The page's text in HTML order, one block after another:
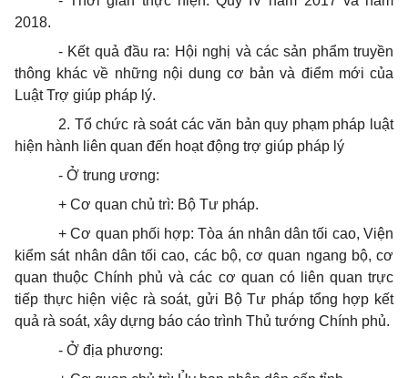
2018.
- Kết quả đầu ra: Hội nghị và các sản phẩm truyền
thông khác về những nội dung cơ bản và điểm mới của
Luật Trợ giúp pháp lý.
2. Tổ chức rà soát các văn bản quy phạm pháp luật
hiện hành liên quan đến hoạt động trợ giúp pháp lý
- Ở trung ương:
+ Cơ quan chủ trì: Bộ Tư pháp.
+ Cơ quan phối hợp: Tòa án nhân dân tối cao, Viện
kiểm sát nhân dân tối cao, các bộ, cơ quan ngang bộ, cơ
quan thuộc Chính phủ và các cơ quan có liên quan trực
tiếp thực hiện việc rà soát, gửi Bộ Tư pháp tổng hợp kết
quả rà soát, xây dựng báo cáo trình Thủ tướng Chính phủ.
- Ở địa phương: